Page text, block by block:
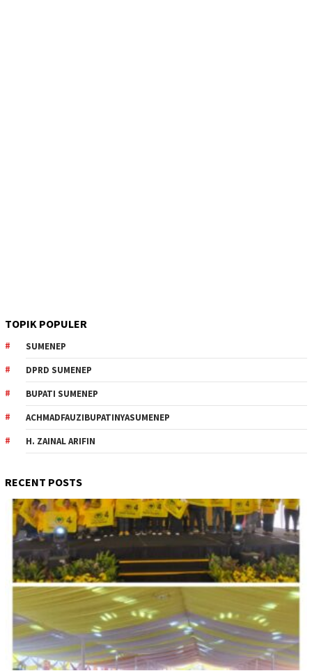
TOPIK POPULER
SUMENEP
DPRD SUMENEP
BUPATI SUMENEP
ACHMADFAUZIBUPATINYASUMENEP
H. ZAINAL ARIFIN
RECENT POSTS